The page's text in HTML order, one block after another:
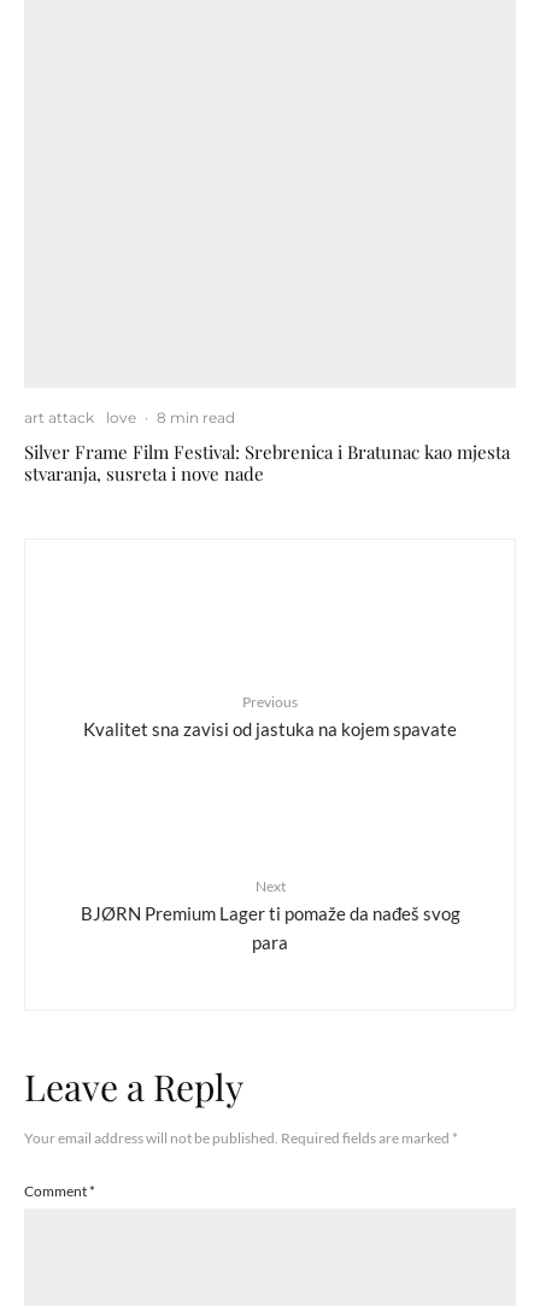
art attack love · 8 min read
Silver Frame Film Festival: Srebrenica i Bratunac kao mjesta
stvaranja, susreta i nove nade
Previous
Kvalitet sna zavisi od jastuka na kojem spavate
Next
BJØRN Premium Lager ti pomaže da nađeš svog
para
Leave a Reply
Your email address will not be published. Required fields are marked *
Comment*